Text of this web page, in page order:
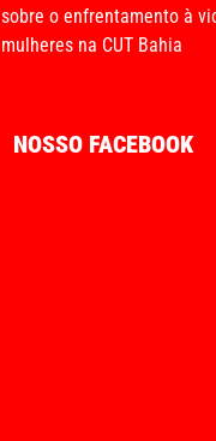
sobre o enfrentamento à
mulheres na CUT Bahia
NOSSO FACEBOOK